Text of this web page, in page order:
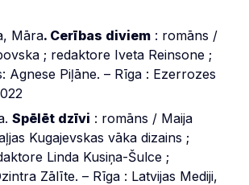
Māra. Cerības diviem : romāns /
; redaktore Iveta Reinsone ;
Agnese Piļāne. – Rīga : Ezerrozes
Spēlēt dzīvi : romāns / Maija
Kugajevskas vāka dizains ;
Linda Kusiņa-Šulce ;
Zālīte. – Rīga : Latvijas Mediji,